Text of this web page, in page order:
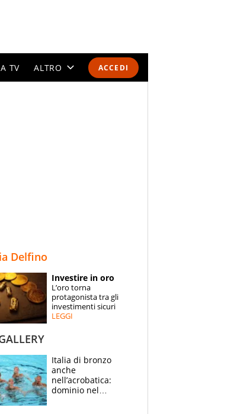
ACCEDI
TV ALTRO
SPECIALI
ESPERTI
Delfino
Investire in oro
L’oro torna
protagonista tra gli
investimenti sicuri
LEGGI
Italia di bronzo
anche
nell’acrobatica:
dominio nel